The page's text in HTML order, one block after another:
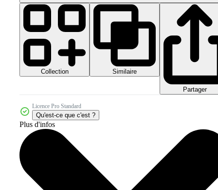
Collection Similaire
Partager
Licence Pro Standard
Qu'est-ce que c'est ?
Plus d'infos